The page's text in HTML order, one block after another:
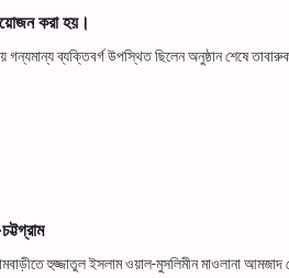
করা হয়।
ব্যক্তিবর্গ উপস্থিত ছিলেন অনুষ্ঠান শেষে
হুজ্জাতুল ইসলাম ওয়াল-মুসলিমীন মাওলানা